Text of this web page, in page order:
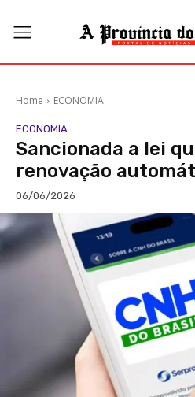
Home ECONOMIA
ECONOMIA
Sancionada a lei
renovação
06/06/2026